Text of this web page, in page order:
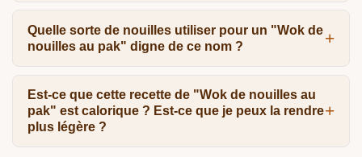
Quelle sorte de nouilles utiliser pour un "Wok de
nouilles au pak" digne de ce nom ?
Est-ce que cette recette de "Wok de nouilles au
pak" est calorique ? Est-ce que je peux la rendre
plus légère ?